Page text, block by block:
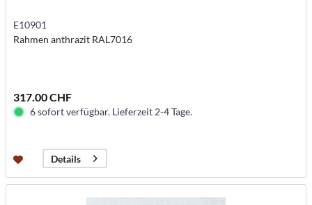
E10901
Rahmen anthrazit RAL7016
317.00 CHF
6 sofort verfügbar. Lieferzeit 2-4 Tage.
Details